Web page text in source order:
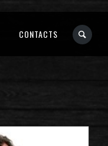
CONTACTS